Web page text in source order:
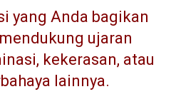
yang Anda bagikan
ujaran
kekerasan, atau
lainnya.